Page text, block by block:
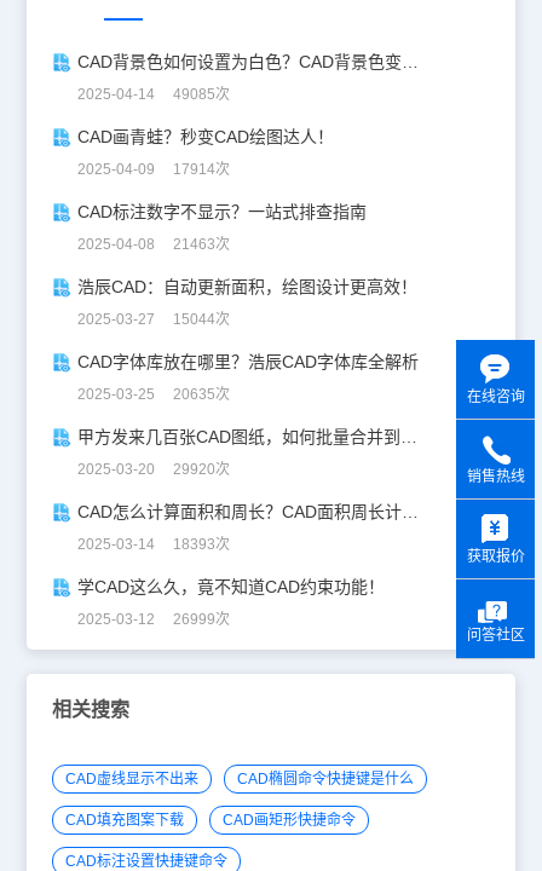
2025-04-14 49085次
CAD画青蛙？秒变CAD绘图达人！
2025-04-09 17914次
CAD标注数字不显示？一站式排查指南
2025-04-08 21463次
浩辰CAD：自动更新面积，绘图设计更高效！
2025-03-27 15044次
CAD字体库放在哪里？浩辰CAD字体库全解析
2025-03-25 20635次
2025-03-20 29920次
CAD怎么计算面积和周长？CAD面积周长计算全攻略
2025-03-14 18393次
学CAD这么久，竟不知道CAD约束功能！
2025-03-12 26999次
相关搜索
CAD虚线显示不出来 CAD椭圆命令快捷键是什么
CAD填充图案下载 CAD画矩形快捷命令
CAD标注设置快捷键命令
在线咨询
销售热线
获取报价
问答社区